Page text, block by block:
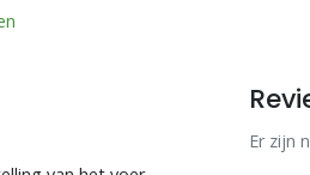
Er zijn